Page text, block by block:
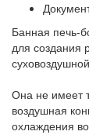
Банная печь-
для создания
Она не имеет
воздушная
охлаждения